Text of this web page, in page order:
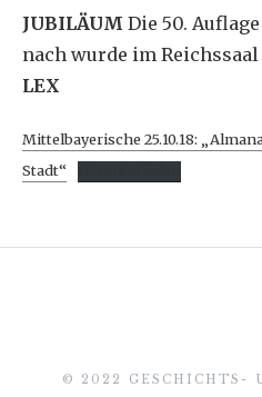
JUBILÄUM Die 50.
nach wurde im
LEX
Mittelbayerische 25.10.18:
Stadt“
© 2022 GESCHICHTS-